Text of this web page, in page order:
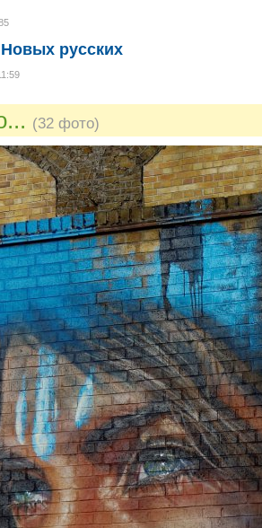
русских
(32 фото)